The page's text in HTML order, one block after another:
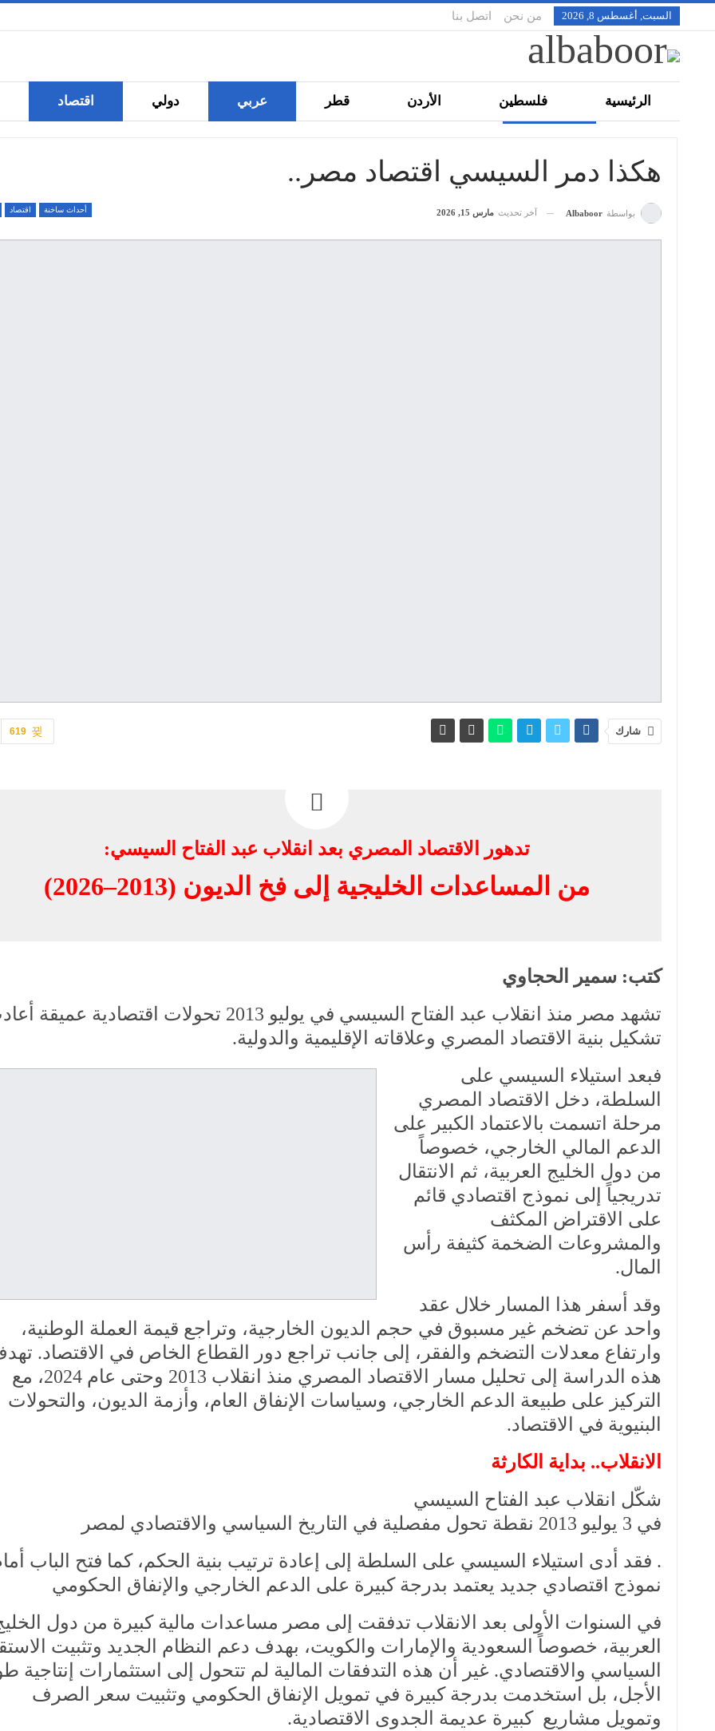
السبت, أغسطس 8, 2026 من نحن اتصل بنا
الرئيسية فلسطين الأردن قطر عربي دولي اقتصاد
هكذا دمر السيسي اقتصاد مصر..
أحداث ساخنة اقتصاد بواسطة Albaboor آخر تحديث مارس 15, 2026
619 شارك
تدهور الاقتصاد المصري بعد انقلاب عبد الفتاح السيسي:
من المساعدات الخليجية إلى فخ الديون (2013–2026)
كتب: سمير الحجاوي
تشهد مصر منذ انقلاب عبد الفتاح السيسي في يوليو 2013 تحولات اقتصادية
تشكيل بنية الاقتصاد المصري وعلاقاته الإقليمية والدولية.
فبعد استيلاء السيسي على
السلطة، دخل الاقتصاد المصري
مرحلة اتسمت بالاعتماد الكبير على
الدعم المالي الخارجي، خصوصاً
من دول الخليج العربية، ثم الانتقال
تدريجياً إلى نموذج اقتصادي قائم
على الاقتراض المكثف
والمشروعات الضخمة كثيفة رأس
المال.
وقد أسفر هذا المسار خلال عقد
واحد عن تضخم غير مسبوق في حجم الديون الخارجية، وتراجع قيمة العملة الوطنية،
وارتفاع معدلات التضخم والفقر، إلى جانب تراجع دور القطاع الخاص في الاقتصاد.
هذه الدراسة إلى تحليل مسار الاقتصاد المصري منذ انقلاب 2013 وحتى عام 2024، مع
التركيز على طبيعة الدعم الخارجي، وسياسات الإنفاق العام، وأزمة الديون، والتحولات
البنيوية في الاقتصاد.
الانقلاب.. بداية الكارثة
شكّل انقلاب عبد الفتاح السيسي
في 3 يوليو 2013 نقطة تحول مفصلية في التاريخ السياسي والاقتصادي لمصر
. فقد أدى استيلاء السيسي على السلطة إلى إعادة ترتيب بنية الحكم، كما فتح الباب
نموذج اقتصادي جديد يعتمد بدرجة كبيرة على الدعم الخارجي والإنفاق الحكومي
في السنوات الأولى بعد الانقلاب تدفقت إلى مصر مساعدات مالية كبيرة من دول
العربية، خصوصاً السعودية والإمارات والكويت، بهدف دعم النظام الجديد وتثبيت
السياسي والاقتصادي. غير أن هذه التدفقات المالية لم تتحول إلى استثمارات إنتاجية
الأجل، بل استخدمت بدرجة كبيرة في تمويل الإنفاق الحكومي وتثبيت سعر الصرف
وتمويل مشاريع كبيرة عديمة الجدوى الاقتصادية.